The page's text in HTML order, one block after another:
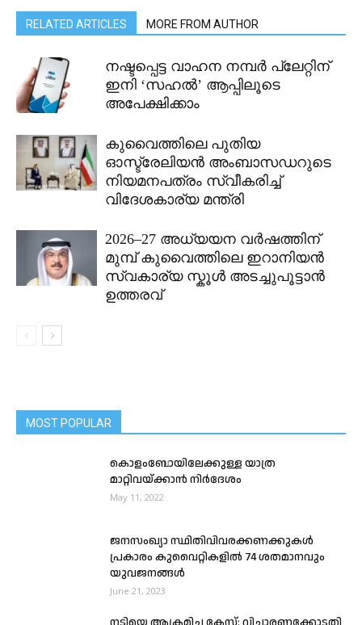
RELATED ARTICLES MORE FROM AUTHOR
നഷ്ടപ്പെട്ട വാഹന നമ്പർ പ്ലേറ്റിന്
ഇനി ‘സഹൽ’ ആപ്പിലൂടെ
അപേക്ഷിക്കാം
കുവൈത്തിലെ പുതിയ
ഓസ്ട്രേലിയൻ അംബാസഡറുടെ
നിയമനപത്രം സ്വീകരിച്ച്
വിദേശകാര്യ മന്ത്രി
2026–27 അധ്യയന വർഷത്തിന്
മുമ്പ് കുവൈത്തിലെ ഇറാനിയൻ
സ്വകാര്യ സ്കൂൾ അടച്ചുപൂട്ടാൻ
ഉത്തരവ്
MOST POPULAR
കൊളംബോയിലേക്കുള്ള യാത്ര
മാറ്റിവയ്ക്കാൻ നിർദേശം
May 11, 2022
ജനസംഖ്യാ സ്ഥിതിവിവരക്കണക്കുകൾ
പ്രകാരം കുവൈറ്റികളിൽ 74 ശതമാനവും
യുവജനങ്ങൾ
June 21, 2023